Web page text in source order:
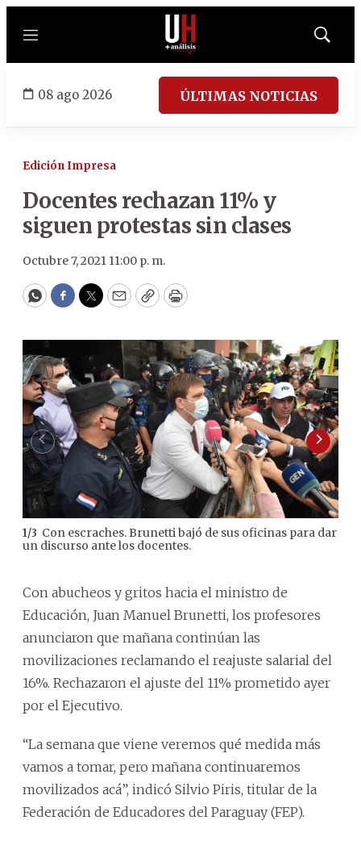
Menú
Mostrar
08 ago 2026 ÚLTIMAS NOTICIAS
Edición Impresa
Docentes rechazan 11% y
siguen protestas sin clases
Octubre 7, 2021 11:00 p. m.
WhatsApp
Facebook
Twitter
EmailCopyPrint
1/3 Con escraches. Brunetti bajó de sus oficinas para dar
un discurso ante los docentes.
Con abucheos y gritos hacia el ministro de
Educación, Juan Manuel Brunetti, los profesores
anunciaron que mañana continúan las
movilizaciones reclamando el reajuste salarial del
16%. Rechazaron el ajuste del 11% prometido ayer
por el Ejecutivo.
“La semana que viene veremos qué medida más
vamos a tomar, pero mañana continuaremos
movilizados acá”, indicó Silvio Piris, titular de la
Federación de Educadores del Paraguay (FEP).